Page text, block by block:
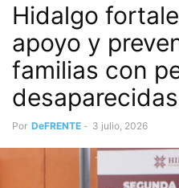
Hidalgo
apoyo y
familias con
desaparecidas
Por DeFRENTE - 3 julio, 2026